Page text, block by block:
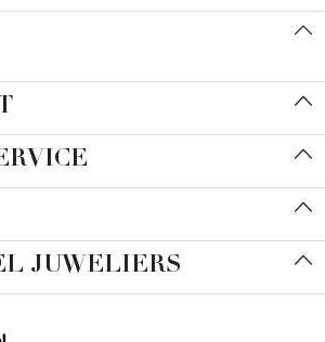
JUWELIERS